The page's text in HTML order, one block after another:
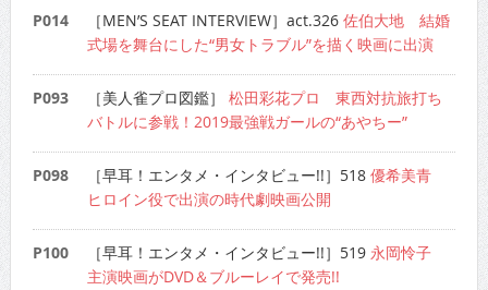
P014 ［MEN’S SEAT INTERVIEW］act.326 佐伯大地 結婚
式場を舞台にした“男女トラブル”を描く映画に出演
P093 ［美人雀プロ図鑑］ 松田彩花プロ 東西対抗旅打ち
バトルに参戦！2019最強戦ガールの“あやちー”
P098 ［早耳！エンタメ・インタビュー!!］518 優希美青
ヒロイン役で出演の時代劇映画公開
P100 ［早耳！エンタメ・インタビュー!!］519 永岡怜子
主演映画がDVD＆ブルーレイで発売!!